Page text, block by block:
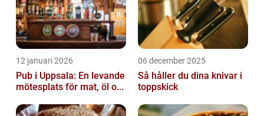
12 januari 2026
Pub i Uppsala: En levande
mötesplats för mat, öl o...
06 december 2025
Så håller du dina knivar i
toppskick